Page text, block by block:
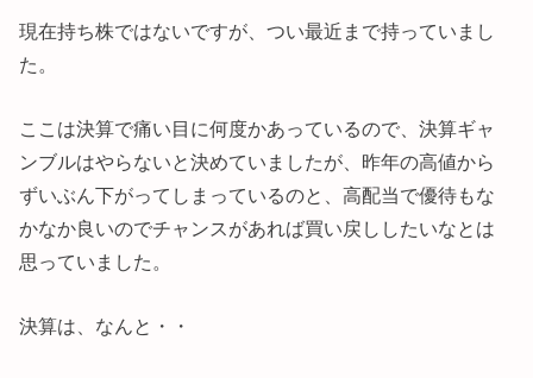
現在持ち株ではないですが、つい最近まで持っていまし
た。
ここは決算で痛い目に何度かあっているので、決算ギャ
ンブルはやらないと決めていましたが、昨年の高値から
ずいぶん下がってしまっているのと、高配当で優待もな
かなか良いのでチャンスがあれば買い戻ししたいなとは
思っていました。
決算は、なんと・・